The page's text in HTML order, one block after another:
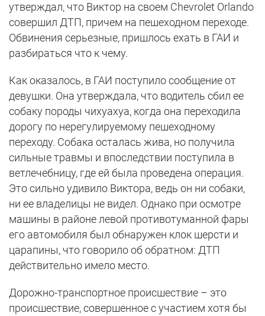
утверждал, что Виктор на своем Chevrolet Orlando
совершил ДТП, причем на пешеходном переходе.
Обвинения серьезные, пришлось ехать в ГАИ и
разбираться что к чему.
Как оказалось, в ГАИ поступило сообщение от
девушки. Она утверждала, что водитель сбил ее
собаку породы чихуахуа, когда она переходила
дорогу по нерегулируемому пешеходному
переходу. Собака осталась жива, но получила
сильные травмы и впоследствии поступила в
ветлечебницу, где ей была проведена операция.
Это сильно удивило Виктора, ведь он ни собаки,
ни ее владелицы не видел. Однако при осмотре
машины в районе левой противотуманной фары
его автомобиля был обнаружен клок шерсти и
царапины, что говорило об обратном: ДТП
действительно имело место.
Дорожно-транспортное происшествие – это
происшествие, совершенное с участием хотя бы